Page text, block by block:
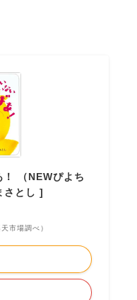
（NEWぴよち
さとし ]
市場調べ）